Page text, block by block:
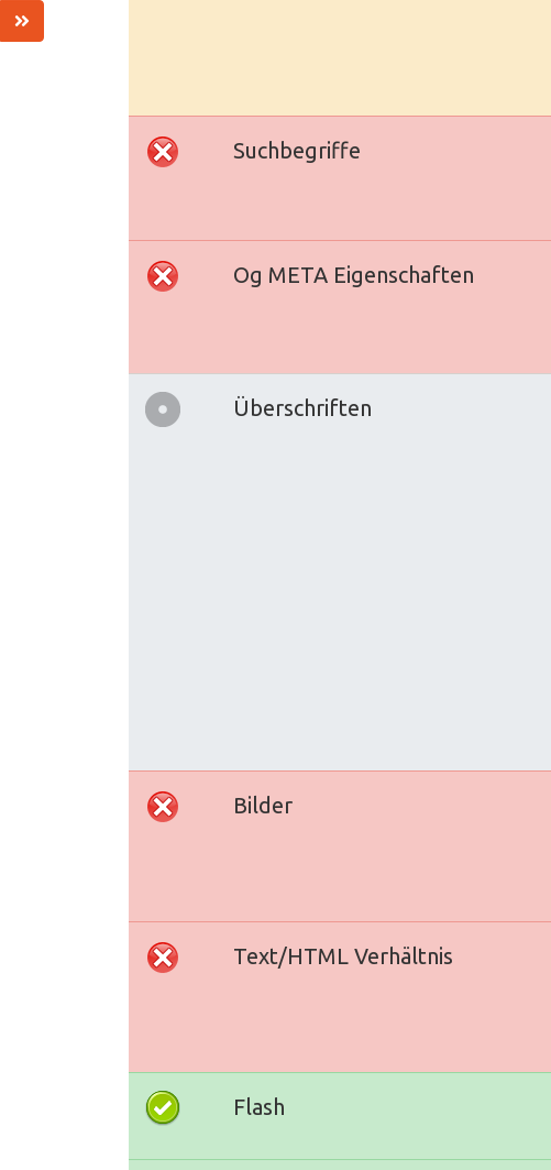
Suchbegriffe
Og META Eigenschaften
Überschriften
Bilder
Text/HTML Verhältnis
Flash